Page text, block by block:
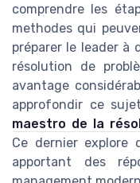
comprendre les
methodes qui
préparer le leader à
résolution de
avantage
approfondir ce
maestro de la
Ce dernier explore
apportant des